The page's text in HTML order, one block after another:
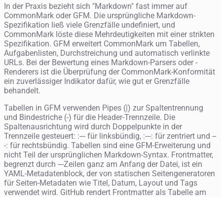
In der Praxis bezieht sich "Markdown" fast immer auf
CommonMark oder GFM. Die ursprüngliche Markdown-
Spezifikation ließ viele Grenzfälle undefiniert, und
CommonMark löste diese Mehrdeutigkeiten mit einer strikten
Spezifikation. GFM erweitert CommonMark um Tabellen,
Aufgabenlisten, Durchstreichung und automatisch verlinkte
URLs. Bei der Bewertung eines Markdown-Parsers oder -
Renderers ist die Überprüfung der CommonMark-Konformität
ein zuverlässiger Indikator dafür, wie gut er Grenzfälle
behandelt.
Tabellen in GFM verwenden Pipes (|) zur Spaltentrennung
und Bindestriche (-) für die Header-Trennzeile. Die
Spaltenausrichtung wird durch Doppelpunkte in der
Trennzeile gesteuert: :--- für linksbündig, :---: für zentriert und --
-: für rechtsbündig. Tabellen sind eine GFM-Erweiterung und
nicht Teil der ursprünglichen Markdown-Syntax. Frontmatter,
begrenzt durch ---Zeilen ganz am Anfang der Datei, ist ein
YAML-Metadatenblock, der von statischen Seitengeneratoren
für Seiten-Metadaten wie Titel, Datum, Layout und Tags
verwendet wird. GitHub rendert Frontmatter als Tabelle am